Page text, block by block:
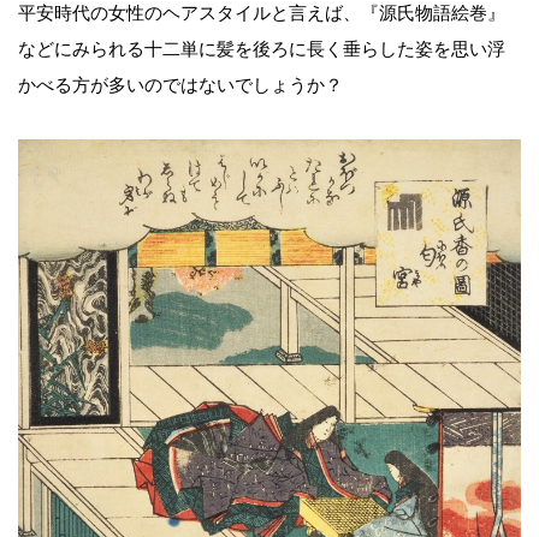
平安時代の女性のヘアスタイルと言えば、『源氏物語絵巻』
などにみられる十二単に髪を後ろに長く垂らした姿を思い浮
かべる方が多いのではないでしょうか？